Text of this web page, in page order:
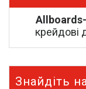
Allboards-
крейдові
Знайдіть